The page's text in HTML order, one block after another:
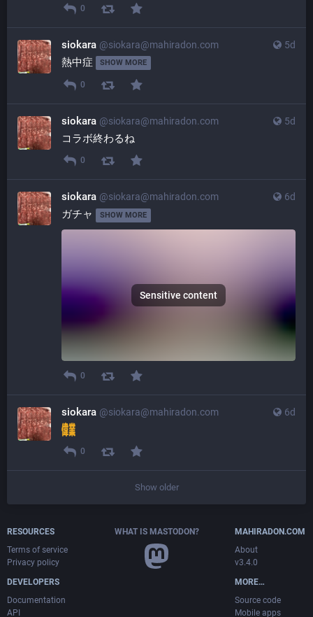
0
5d
siokara @siokara@mahiradon.com
熱中症 SHOW MORE
0
5d
siokara @siokara@mahiradon.com
コラボ終わるね
0
6d
siokara @siokara@mahiradon.com
ガチャ SHOW MORE
Sensitive content
0
6d
siokara @siokara@mahiradon.com
0
Show older
RESOURCES
Terms of service
Privacy policy
DEVELOPERS
Documentation
API
WHAT IS MASTODON?
MAHIRADON.COM
About
v3.4.0
MORE…
Source code
Mobile apps